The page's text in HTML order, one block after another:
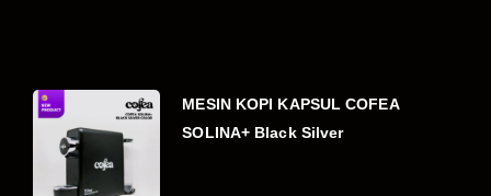
MESIN KOPI KAPSUL COFEA
SOLINA+ Black Silver